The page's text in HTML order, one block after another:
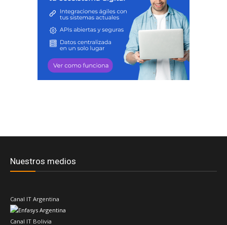
Nuestros medios
Canal IT Argentina
Canal IT Bolivia